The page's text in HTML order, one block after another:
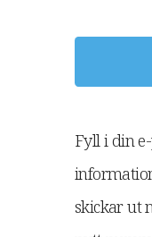
Fyll i din
skickar ut